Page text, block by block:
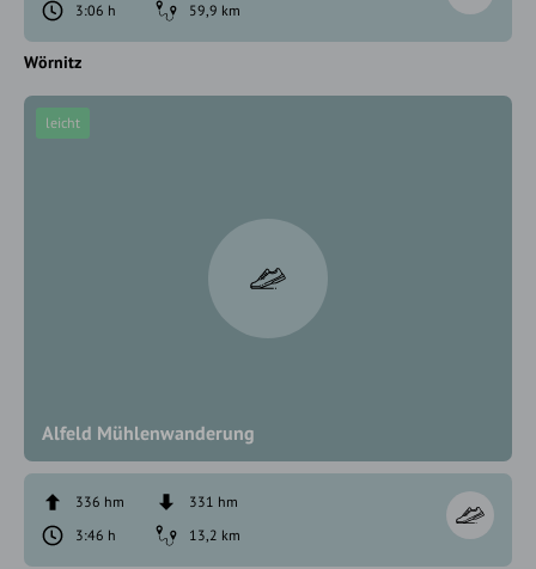
3:06 h
59,9 km
Wörnitz
Alfeld Mühlenwanderung
leicht
336 hm
331 hm
3:46 h
13,2 km